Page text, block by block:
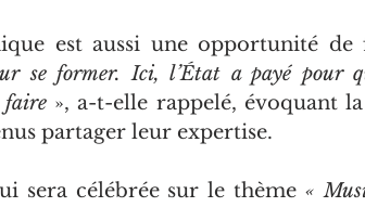
se former. Ici, l’État a payé pour
faire », a-t-elle rappelé, évoquant la
partager leur expertise.
sera célébrée sur le thème «